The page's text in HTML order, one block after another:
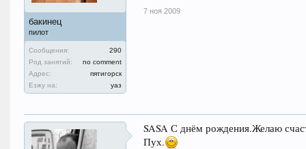
бакинец
пилот
Сообщения:
290
Род занятий:
no comment
Адрес:
пятигорск
Езжу на:
уаз
7 ноя 2009
SASA С днём рождения.Желаю
Пух.